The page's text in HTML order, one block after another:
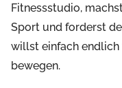
Fitnessstudio,
Sport und forderst
willst einfach endlich
bewegen.